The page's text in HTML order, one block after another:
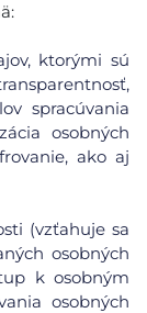
ktorými sú
spracúvania
osobných
ako aj
(vzťahuje sa
osobných
k osobným
osobných